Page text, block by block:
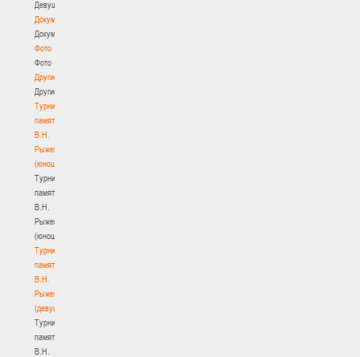
Девушки
Документы
Документы
Фото
Фото
Другие
Другие
Турнир
памяти
В.Н.
Рыженкова
(юноши)
Турнир
памяти
В.Н.
Рыженкова
(юноши)
Турнир
памяти
В.Н.
Рыженкова
(девушки)
Турнир
памяти
В.Н.